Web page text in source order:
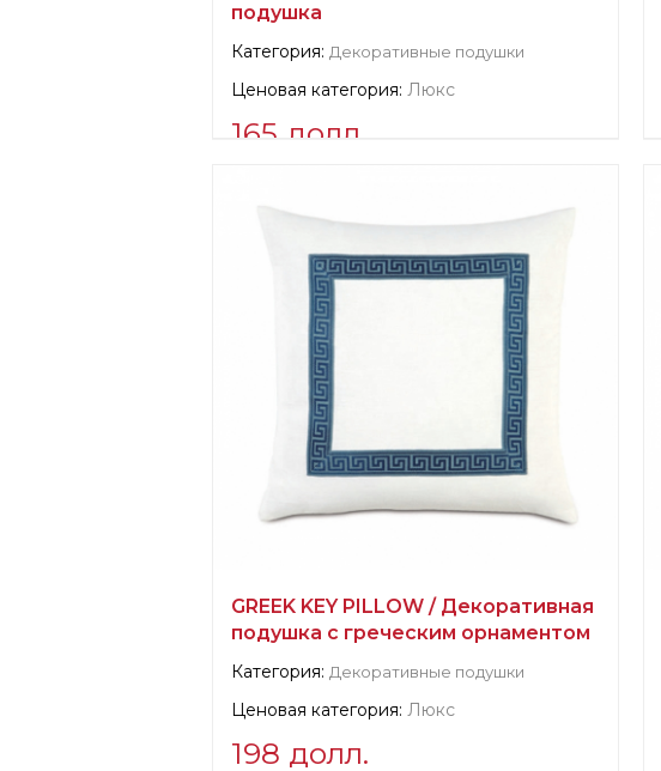
подушка
Категория: Декоративные подушки
Ценовая категория: Люкс
165 долл.
verified company
Производитель:
GREEK KEY PILLOW / Декоративная
подушка с греческим орнаментом
Категория: Декоративные подушки
Ценовая категория: Люкс
198 долл.